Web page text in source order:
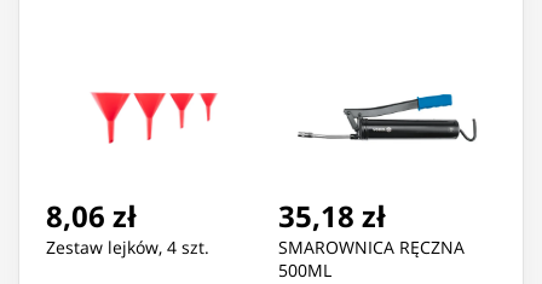
8,06 zł
Zestaw lejków, 4 szt.
35,18 zł
SMAROWNICA RĘCZNA
500ML